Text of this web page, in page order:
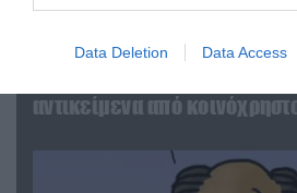
Data Deletion Data Access
«Επιχείρηση ελεύθερα
αντικείμενα από